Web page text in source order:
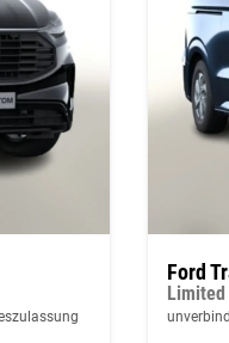
Ford
Limited